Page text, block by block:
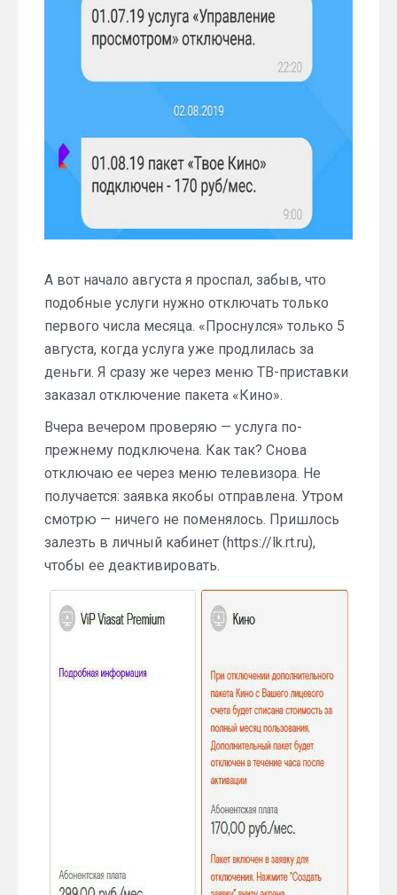
А вот начало августа я проспал, забыв, что
подобные услуги нужно отключать только
первого числа месяца. «Проснулся» только 5
августа, когда услуга уже продлилась за
деньги. Я сразу же через меню ТВ-приставки
заказал отключение пакета «Кино».
Вчера вечером проверяю — услуга по-
прежнему подключена. Как так? Снова
отключаю ее через меню телевизора. Не
получается: заявка якобы отправлена. Утром
смотрю — ничего не поменялось. Пришлось
залезть в личный кабинет (https://lk.rt.ru),
чтобы ее деактивировать.